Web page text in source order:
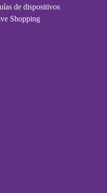
de dispositivos
Shopping